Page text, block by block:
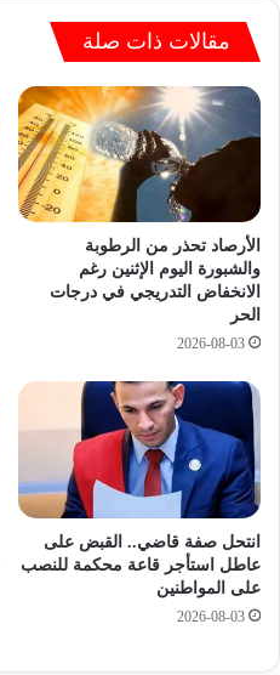
ن
ع
ر
ت
ج
ه
ة
ط
ي
ة
م
ض
ي
ق
ت
ه
ض
ب
ط
6
ي
و
ن
ج
ن
ي
ل
ت
ج
ر
ب
ه
ا
مقالات ذات صلة
الأرصاد تحذر من الرطوبة
والشبورة اليوم الإثنين رغم
الانخفاض التدريجي في درجات
الحر
2026-08-03
انتحل صفة قاضي.. القبض على
عاطل استأجر قاعة محكمة للنصب
على المواطنين
2026-08-03